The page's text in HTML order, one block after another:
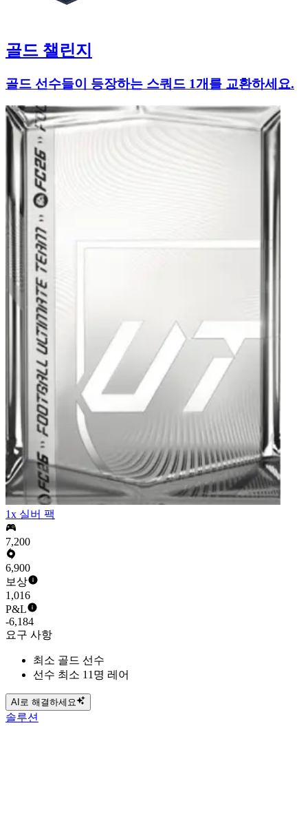
골드 챌린지
골드 선수들이 등장하는 스쿼드 1개를 교환하세요.
1x 실버 팩
7,200
6,900
보상
1,016
P&L
-6,184
요구 사항
최소 골드 선수
선수 최소 11명 레어
AI로 해결하세요
솔루션